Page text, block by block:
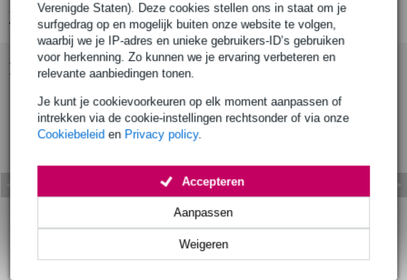
Verenigde Staten). Deze cookies stellen ons in staat om je
surfgedrag op en mogelijk buiten onze website te volgen,
waarbij we je IP-adres en unieke gebruikers-ID’s gebruiken
voor herkenning. Zo kunnen we je ervaring verbeteren en
relevante aanbiedingen tonen.
Je kunt je cookievoorkeuren op elk moment aanpassen of
intrekken via de cookie-instellingen rechtsonder of via onze
Cookiebeleid en Privacy policy.
Weigeren
Aanpassen
Accepteren
Bekijk alle productspecificaties
Bekijk ook eens (9)